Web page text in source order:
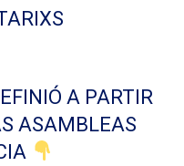
A PARTIR
ASAMBLEAS